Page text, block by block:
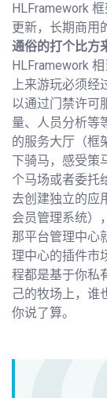
HLFramework
更新，长期商用
通俗的打个比方
HLFramework
上来游玩必须经
以通过门禁许可
量、人员分析等
的服务大厅（框
下骑马，感受策
个马场或者委托
去创建独立的应
会员管理系统）
那平台管理中心
理中心的插件市
程都是基于你私
己的牧场上，谁
你说了算。